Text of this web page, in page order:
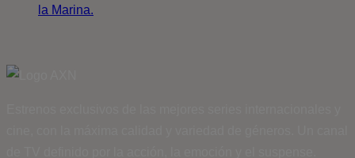
la Marina.